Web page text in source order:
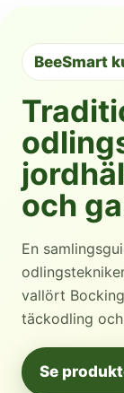
BeeSmart
och
En
vallört
täckodling
Se